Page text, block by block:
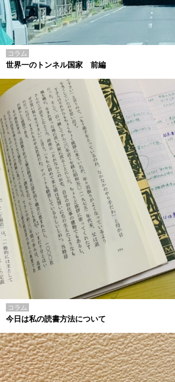
コラム
世界一のトンネル国家 前編
コラム
今日は私の読書方法について